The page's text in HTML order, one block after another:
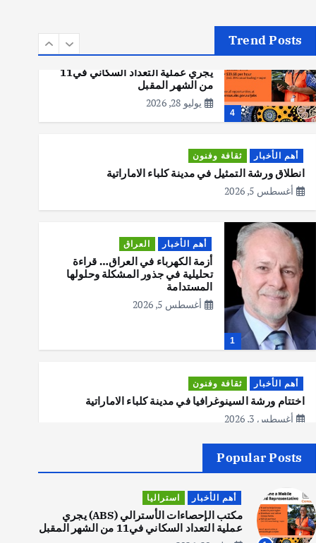
Trend Posts
4
مكتب الإحصاءات الأسترالي (ABS)
يجري عملية التعداد السكاني في11
من الشهر المقبل
يوليو 28, 2026
أهم الأخبار ثقافة وفنون
انطلاق ورشة التمثيل في مدينة كلباء الاماراتية
أغسطس 5, 2026
1
أهم الأخبار العراق
أزمة الكهرباء في العراق… قراءة
تحليلية في جذور المشكلة وحلولها
المستدامة
أغسطس 5, 2026
أهم الأخبار ثقافة وفنون
اختتام ورشة السينوغرافيا في مدينة كلباء الاماراتية
أغسطس 3, 2026
أهم الأخبار جاليات غير مصنف
قصة نجاح العراقي عمر الشمري الذي
اصبح بطلاً لأستراليا بلعبة كمال
الاجسام
يوليو 30, 2026
Popular Posts
أهم الأخبار استراليا
مكتب الإحصاءات الأسترالي (ABS) يجري
عملية التعداد السكاني في11 من الشهر المقبل